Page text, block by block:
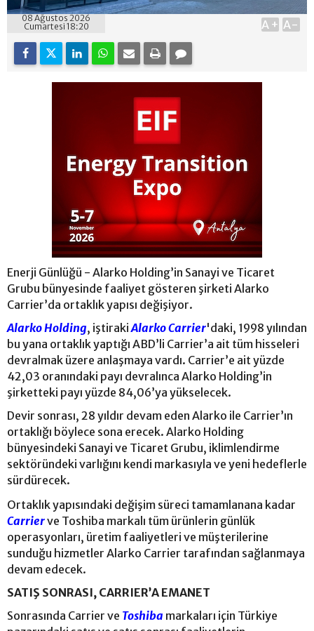
08 Ağustos 2026
Cumartesi 18:20
A+ A-
Enerji Günlüğü - Alarko Holding’in Sanayi ve Ticaret
Grubu bünyesinde faaliyet gösteren şirketi Alarko
Carrier’da ortaklık yapısı değişiyor.
Alarko Holding, iştirakiAlarko Carrier'daki, 1998 yılından
bu yana ortaklık yaptığı ABD’li Carrier’a ait tüm hisseleri
devralmak üzere anlaşmaya vardı. Carrier’e ait yüzde
42,03 oranındaki payı devralınca Alarko Holding’in
şirketteki payı yüzde 84,06’ya yükselecek.
Devir sonrası, 28 yıldır devam eden Alarko ile Carrier’ın
ortaklığı böylece sona erecek. Alarko Holding
bünyesindeki Sanayi ve Ticaret Grubu, iklimlendirme
sektöründeki varlığını kendi markasıyla ve yeni hedeflerle
sürdürecek.
Ortaklık yapısındaki değişim süreci tamamlanana kadar
Carrierve Toshiba markalı tüm ürünlerin günlük
operasyonları, üretim faaliyetleri ve müşterilerine
sunduğu hizmetler Alarko Carrier tarafından sağlanmaya
devam edecek.
SATIŞ SONRASI, CARRIER’A EMANET
Sonrasında Carrier ve Toshiba markaları için Türkiye